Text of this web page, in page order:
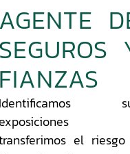
AGENTE
SEGUROS
FIANZAS
Identificamos
exposiciones
el